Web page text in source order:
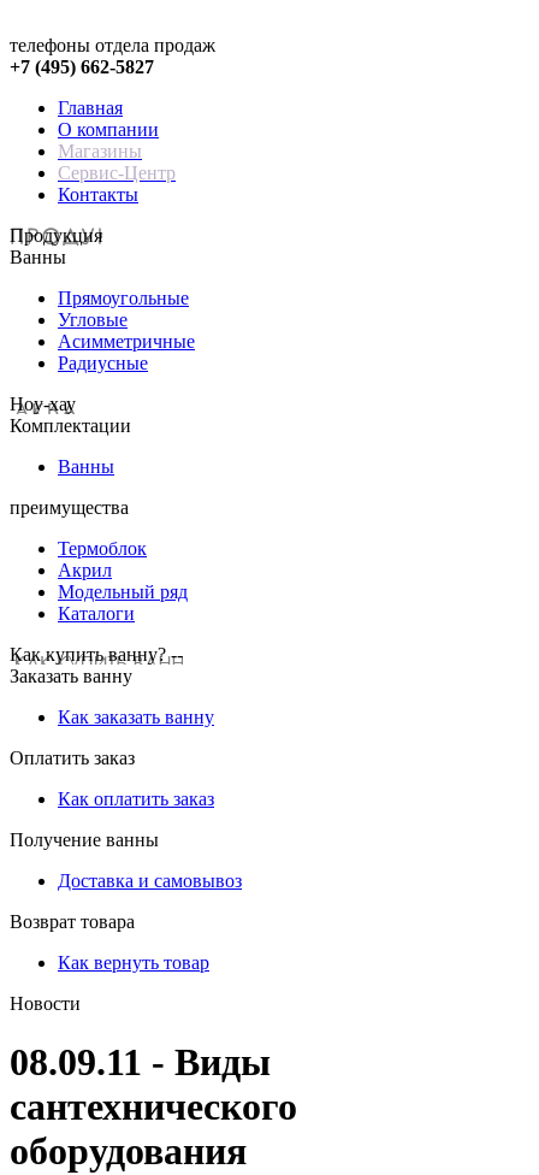
телефоны отдела продаж
+7 (495) 662-5827
Главная
О компании
Магазины
Сервис-Центр
Контакты
Продукция
Ванны
Прямоугольные
Угловые
Асимметричные
Радиусные
Hoy-хау
Комплектации
Ванны
преимущества
Термоблок
Акрил
Модельный ряд
Каталоги
Как купить ванну? --
Заказать ванну
Как заказать ванну
Оплатить заказ
Как оплатить заказ
Получение ванны
Доставка и самовывоз
Возврат товара
Как вернуть товар
Новости
08.09.11 - Виды
сантехнического
оборудования